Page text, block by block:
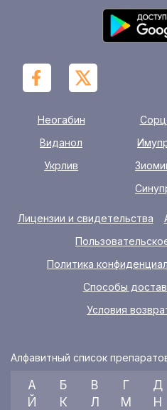
Неогабин
Виданол
Укрлив
Лицензии и свидетельства
Политика
Способы
Условия
Алфавитный список
А Б В Г Д
Й
К Л М Н